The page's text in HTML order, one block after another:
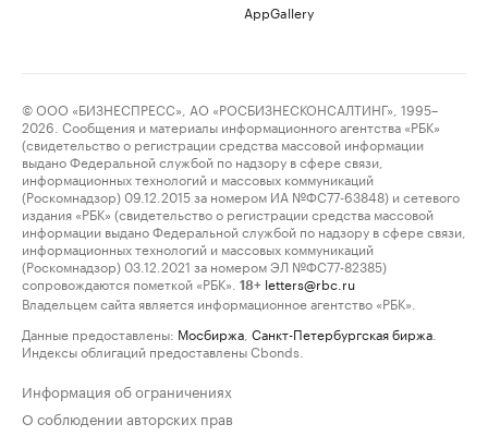
AppGallery
© ООО «БИЗНЕСПРЕСС», АО «РОСБИЗНЕСКОНСАЛТИНГ», 1995–
2026. Сообщения и материалы информационного агентства «РБК»
(свидетельство о регистрации средства массовой информации
выдано Федеральной службой по надзору в сфере связи,
информационных технологий и массовых коммуникаций
(Роскомнадзор) 09.12.2015 за номером ИА №ФС77-63848) и сетевого
издания «РБК» (свидетельство о регистрации средства массовой
информации выдано Федеральной службой по надзору в сфере связи,
информационных технологий и массовых коммуникаций
(Роскомнадзор) 03.12.2021 за номером ЭЛ №ФС77-82385)
сопровождаются пометкой «РБК».
18+ letters@rbc.ru
Владельцем сайта является информационное агентство «РБК».
Данные предоставлены: Мосбиржа Санкт-Петербургская биржа
Индексы облигаций предоставлены Cbonds.
Информация об ограничениях
О соблюдении авторских прав